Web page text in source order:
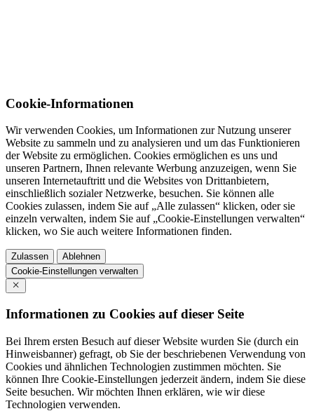
Cookie-Informationen
Wir verwenden Cookies, um Informationen zur Nutzung unserer
Website zu sammeln und zu analysieren und um das Funktionieren
der Website zu ermöglichen. Cookies ermöglichen es uns und
unseren Partnern, Ihnen relevante Werbung anzuzeigen, wenn Sie
unseren Internetauftritt und die Websites von Drittanbietern,
einschließlich sozialer Netzwerke, besuchen. Sie können alle
Cookies zulassen, indem Sie auf „Alle zulassen“ klicken, oder sie
einzeln verwalten, indem Sie auf „Cookie-Einstellungen verwalten“
klicken, wo Sie auch weitere Informationen finden.
Zulassen
Ablehnen
Cookie-Einstellungen verwalten
Informationen zu Cookies auf dieser Seite
Bei Ihrem ersten Besuch auf dieser Website wurden Sie (durch ein
Hinweisbanner) gefragt, ob Sie der beschriebenen Verwendung von
Cookies und ähnlichen Technologien zustimmen möchten. Sie
können Ihre Cookie-Einstellungen jederzeit ändern, indem Sie diese
Seite besuchen. Wir möchten Ihnen erklären, wie wir diese
Technologien verwenden.